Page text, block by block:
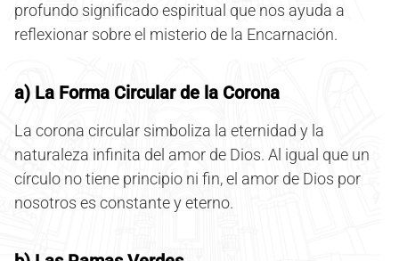
profundo significado espiritual que nos ayuda a
reflexionar sobre el misterio de la Encarnación.
a) La Forma Circular de la Corona
La corona circular simboliza la eternidad y la
naturaleza infinita del amor de Dios. Al igual que un
círculo no tiene principio ni fin, el amor de Dios por
nosotros es constante y eterno.